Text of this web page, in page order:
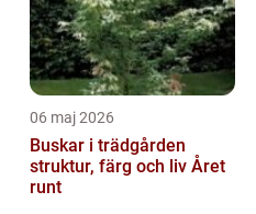
06 maj 2026
Buskar i trädgården
struktur, färg och liv Året
runt